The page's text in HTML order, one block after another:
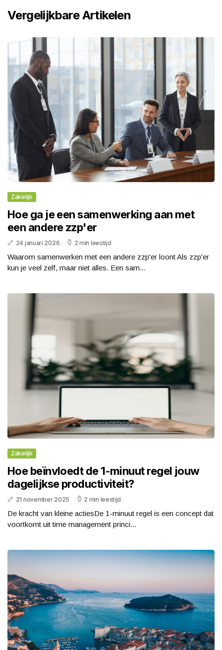
Vergelijkbare Artikelen
Zakelijk
Hoe ga je een samenwerking aan met
een andere zzp'er
24 januari 2026 2 min leestijd
Waarom samenwerken met een andere zzp'er loont Als zzp'er
kun je veel zelf, maar niet alles. Een sam...
Zakelijk
Hoe beïnvloedt de 1-minuut regel jouw
dagelijkse productiviteit?
21 november 2025 2 min leestijd
De kracht van kleine actiesDe 1-minuut regel is een concept dat
voortkomt uit time management princi...